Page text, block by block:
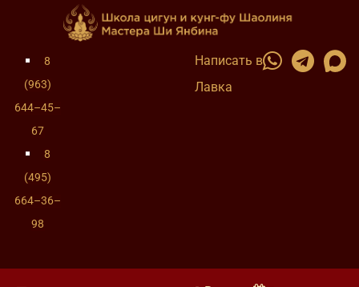
8
(963)
644–45–
67
8
(495)
664–36–
98
Написать в
Лавка